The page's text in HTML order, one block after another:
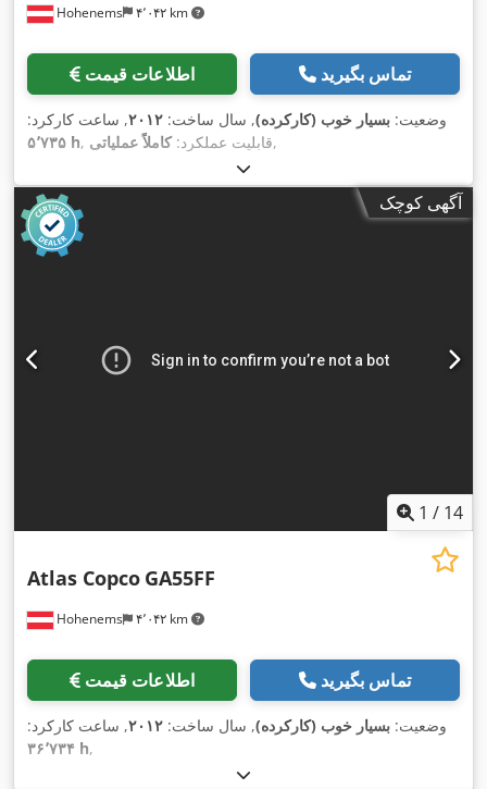
Hohenems ۴٬۰۴۲ km
اطلاعات قیمت تماس بگیرید
وضعیت: بسیار خوب (کارکرده), سال ساخت: ۲۰۱۲, ساعت کارکرد:
۵٬۷۳۵ h
, قابلیت عملکرد:کاملاً عملیاتی ,
آگهی کوچک
1 / 14
Hohenems ۴٬۰۴۲ km
Atlas Copco GA55FF
اطلاعات قیمت تماس بگیرید
وضعیت: بسیار خوب (کارکرده), سال ساخت: ۲۰۱۲, ساعت کارکرد:
۳۶٬۷۳۴ h,